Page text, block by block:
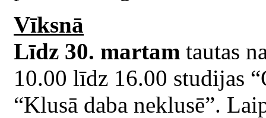
Vīksnā
Līdz 30. martam tautas
10.00 līdz 16.00 studijas
“Klusā daba neklusē”.